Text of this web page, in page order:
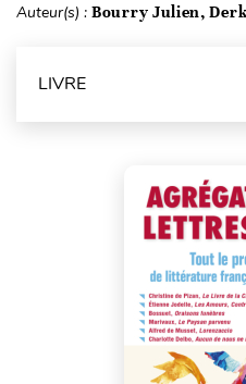
Auteur(s) : Bourry Julien,
LIVRE